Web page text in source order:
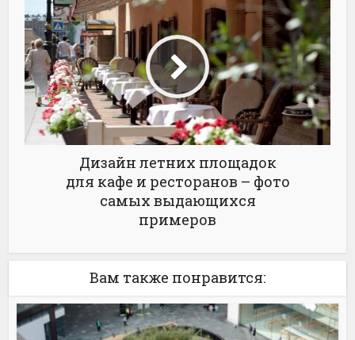
Дизайн летних площадок
для кафе и ресторанов – фото
самых выдающихся
примеров
Вам также понравится: